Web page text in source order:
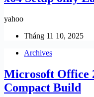
yahoo
Tháng 11 10, 2025
Archives
Microsoft Office
Compact Build